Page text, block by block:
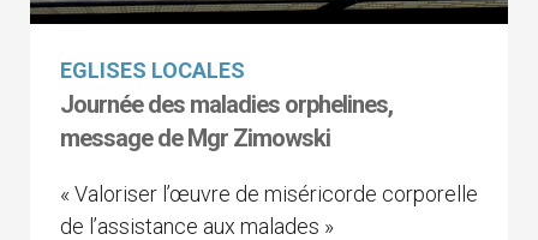
EGLISES LOCALES
Journée des maladies orphelines,
message de Mgr Zimowski
« Valoriser l’œuvre de miséricorde corporelle
de l’assistance aux malades »